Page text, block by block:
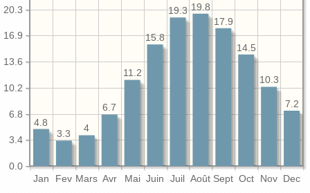
Jan Fev Mars Avr Mai Juin Juil Août Sept Oct Nov Dec
0.0
3.4
6.8
10.2
13.6
16.9
20.3
7.2
10.3
14.5
17.9
19.8
19.3
15.8
11.2
6.7
4
3.3
4.8